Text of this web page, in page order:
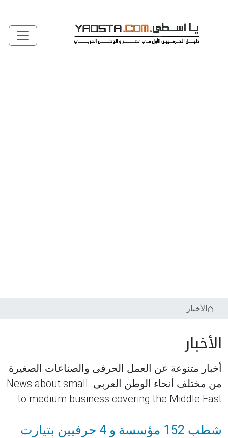
الأخبار
الأخبار
أخبار متنوعة عن العمل الحرفى والصناعات الصغيرة
من مختلف أنحاء الوطن العربى. News about small
to medium business covering the Middle East
شطب 152 مؤسسة و 4 حرفيين بتيارت